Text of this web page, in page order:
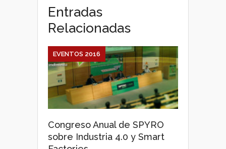
Entradas
Relacionadas
Congreso Anual de SPYRO
sobre Industria 4.0 y Smart
EVENTOS 2016